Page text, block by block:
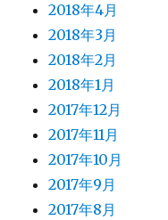
2018年4月
2018年3月
2018年2月
2018年1月
2017年12月
2017年11月
2017年10月
2017年9月
2017年8月